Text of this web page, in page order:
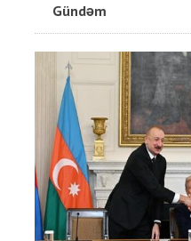
Gündəm